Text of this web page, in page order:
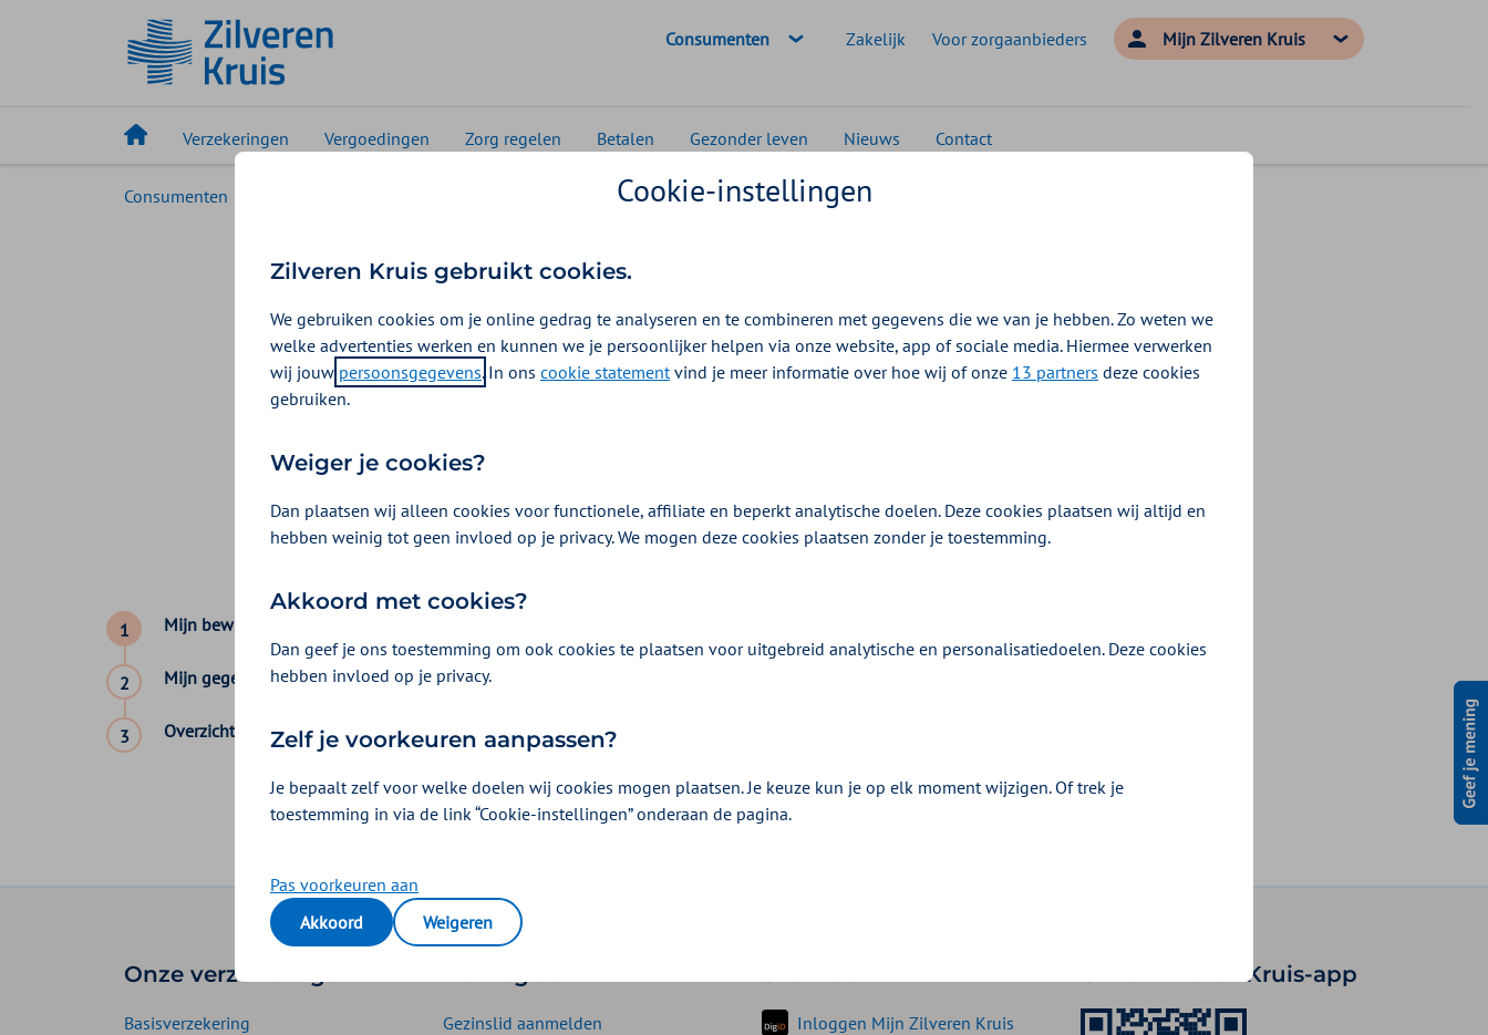
Geselecteerde doelgroep:
Consumenten Zakelijk Voor zorgaanbieders Mijn Zilveren Kruis
Verzekeringen Vergoedingen Zorg regelen Betalen Gezonder leven Nieuws Contact
Consumenten Goed voorbereid naar het buitenland Bewijsstuk uploaden
Bewijsstuk uploaden voor recht op
Nederlandse zorgverzekering
Wilt u een zorgverzekering aanvragen? Of bent u al verzekerd, maar is uw situatie
past bij uw situatie. Dan kijken we graag met u mee wat dit betekent voor uw
zorgverzekering.
To the English version
1
-
Mijn bewijsstuk
2
-
Mijn gegevens
3
Overzicht
Wilt u zich aanmelden of bent u al bij ons verzekerd?
Ik wil mij bij jullie aanmelden
Onze verzekeringen
Basisverzekering Gezinslid aanmelden Inloggen Mijn Zilveren Kruis
Onze Zilveren Kruis-app
Cookie-instellingen
Zilveren Kruis gebruikt cookies.
We gebruiken cookies om je online gedrag te analyseren en te combineren met gegevens die we van je hebben. Zo weten we
welke advertenties werken en kunnen we je persoonlijker helpen via onze website, app of sociale media. Hiermee verwerken
wij jouw persoonsgegevens. In ons cookie statementvind je meer informatie over hoe wij of onze 13 partners deze cookies
gebruiken.
Weiger je cookies?
Dan plaatsen wij alleen cookies voor functionele, affiliate en beperkt analytische doelen. Deze cookies plaatsen wij altijd en
hebben weinig tot geen invloed op je privacy. We mogen deze cookies plaatsen zonder je toestemming.
Akkoord met cookies?
Dan geef je ons toestemming om ook cookies te plaatsen voor uitgebreid analytische en personalisatiedoelen. Deze cookies
hebben invloed op je privacy.
Zelf je voorkeuren aanpassen?
Je bepaalt zelf voor welke doelen wij cookies mogen plaatsen. Je keuze kun je op elk moment wijzigen. Of trek je
toestemming in via de link “Cookie-instellingen” onderaan de pagina.
Pas voorkeuren aan
Akkoord
Weigeren